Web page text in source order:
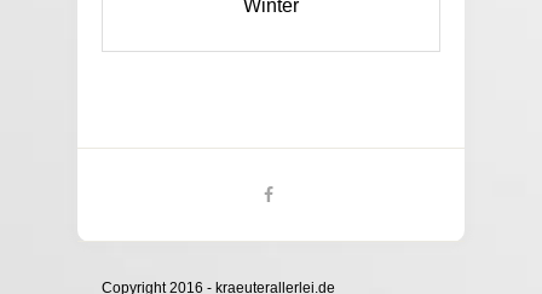
Winter
Copyright 2016 - kraeuterallerlei.de